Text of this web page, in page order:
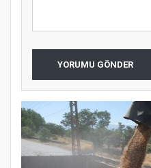
YORUMU GÖNDER